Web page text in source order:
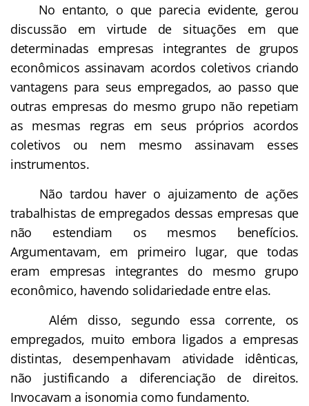
No entanto, o que parecia evidente, gerou
discussão em virtude de situações em que
determinadas empresas integrantes de grupos
econômicos assinavam acordos coletivos criando
vantagens para seus empregados, ao passo que
outras empresas do mesmo grupo não repetiam
as mesmas regras em seus próprios acordos
coletivos ou nem mesmo assinavam esses
instrumentos.
Não tardou haver o ajuizamento de ações
trabalhistas de empregados dessas empresas que
não estendiam os mesmos benefícios.
Argumentavam, em primeiro lugar, que todas
eram empresas integrantes do mesmo grupo
econômico, havendo solidariedade entre elas.
Além disso, segundo essa corrente, os
empregados, muito embora ligados a empresas
distintas, desempenhavam atividade idênticas,
não justificando a diferenciação de direitos.
Invocavam a isonomia como fundamento.